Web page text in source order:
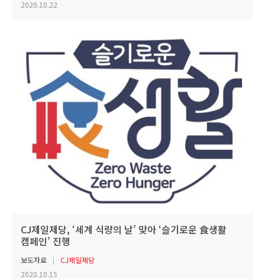
2020.10.22
CJ제일제당, ‘세계 식량의 날’ 맞아 ‘슬기로운 食생활
캠페인’ 진행
보도자료
CJ제일제당
2020.10.15